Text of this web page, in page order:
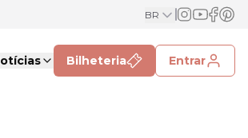
BR
Bilheteria Entrar